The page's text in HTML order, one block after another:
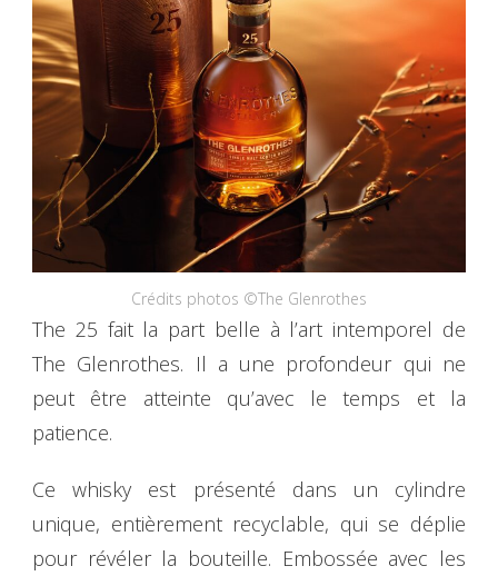
Crédits photos ©The Glenrothes
The 25 fait la part belle à l’art intemporel de
The Glenrothes. Il a une profondeur qui ne
peut être atteinte qu’avec le temps et la
patience.
Ce whisky est présenté dans un cylindre
unique, entièrement recyclable, qui se déplie
pour révéler la bouteille. Embossée avec les